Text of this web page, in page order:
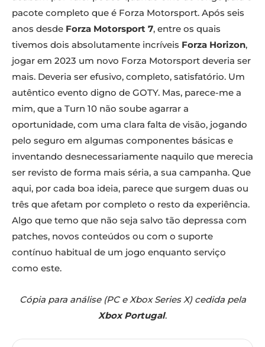
pacote completo que é Forza Motorsport. Após seis
anos desde Forza Motorsport 7, entre os quais
tivemos dois absolutamente incríveis Forza Horizon,
jogar em 2023 um novo Forza Motorsport deveria ser
mais. Deveria ser efusivo, completo, satisfatório. Um
autêntico evento digno de GOTY. Mas, parece-me a
mim, que a Turn 10 não soube agarrar a
oportunidade, com uma clara falta de visão, jogando
pelo seguro em algumas componentes básicas e
inventando desnecessariamente naquilo que merecia
ser revisto de forma mais séria, a sua campanha. Que
aqui, por cada boa ideia, parece que surgem duas ou
três que afetam por completo o resto da experiência.
Algo que temo que não seja salvo tão depressa com
patches, novos conteúdos ou com o suporte
contínuo habitual de um jogo enquanto serviço
como este.
Cópia para análise (PC e Xbox Series X) cedida pela
Xbox Portugal.